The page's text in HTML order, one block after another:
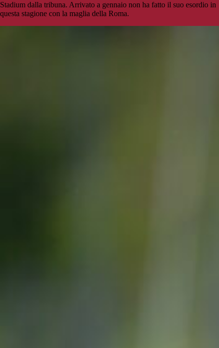
Stadium dalla tribuna. Arrivato a gennaio non ha fatto il suo esordio in
questa stagione con la maglia della Roma.